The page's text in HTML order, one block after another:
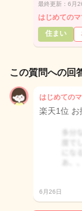
最終更新：6月
はじめての
住まい
この質問への回
はじめての
楽天1位 お
6月26日